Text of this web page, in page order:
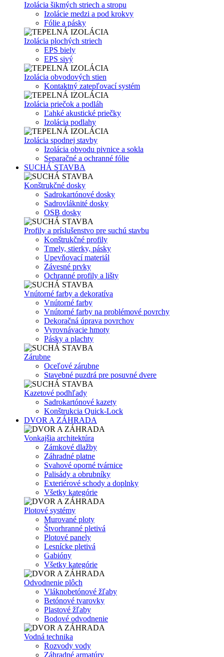
Izolácia šikmých striech a stropu
Izolácie medzi a pod krokvy
Fólie a pásky
Izolácia plochých striech
EPS biely
EPS sivý
Izolácia obvodových stien
Kontaktný zatepľovací systém
Izolácia priečok a podláh
Ľahké akustické priečky
Izolácia podlahy
Izolácia spodnej stavby
Izolácia obvodu pivnice a sokla
Separačné a ochranné fólie
SUCHÁ STAVBA
Konštrukčné dosky
Sadrokartónové dosky
Sadrovláknité dosky
OSB dosky
Profily a príslušenstvo pre suchú stavbu
Konštrukčné profily
Tmely, stierky, pásky
Upevňovací materiál
Závesné prvky
Ochranné profily a lišty
Vnútorné farby a dekoratíva
Vnútorné farby
Vnútorné farby na problémové povrchy
Dekoračná úprava povrchov
Vyrovnávacie hmoty
Pásky a plachty
Zárubne
Oceľové zárubne
Stavebné puzdrá pre posuvné dvere
Kazetové podhľady
Sadrokartónové kazety
Konštrukcia Quick-Lock
DVOR A ZÁHRADA
Vonkajšia architektúra
Zámkové dlažby
Záhradné platne
Svahové oporné tvárnice
Palisády a obrubníky
Exteriérové schody a doplnky
Všetky kategórie
Plotové systémy
Murované ploty
Štvorhranné pletivá
Plotové panely
Lesnícke pletivá
Gabióny
Všetky kategórie
Odvodnenie plôch
Vláknobetónové žľaby
Betónové tvarovky
Plastové žľaby
Bodové odvodnenie
Vodná technika
Rozvody vody
Záhradné armatúry